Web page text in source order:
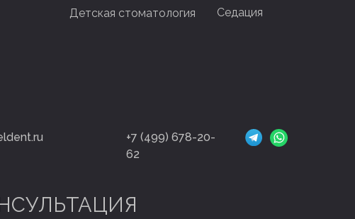
+7 (499) 678-20-
62
Детская стоматология Седация